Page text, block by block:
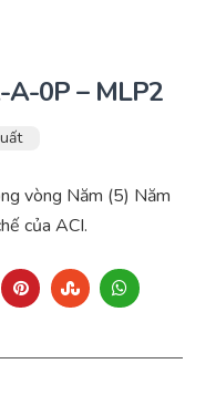
0P – MLP2
vòng Năm (5) Năm
của ACI.